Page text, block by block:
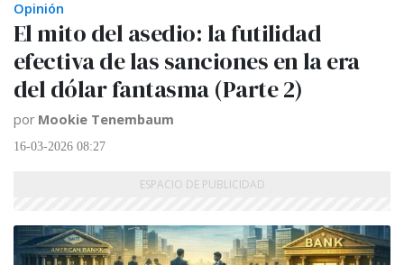
Opinión
El mito del asedio: la futilidad
efectiva de las sanciones en la era
del dólar fantasma (Parte 2)
por Mookie Tenembaum
16-03-2026 08:27